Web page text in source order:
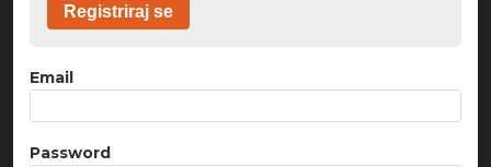
Registriraj se
Email
Password